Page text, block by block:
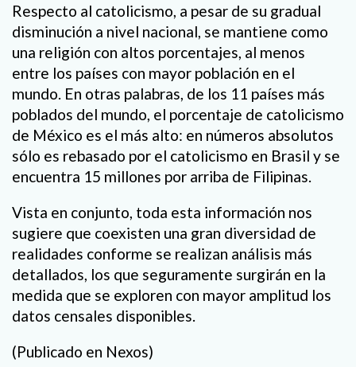
Respecto al catolicismo, a pesar de su gradual
disminución a nivel nacional, se mantiene como
una religión con altos porcentajes, al menos
entre los países con mayor población en el
mundo. En otras palabras, de los 11 países más
poblados del mundo, el porcentaje de catolicismo
de México es el más alto: en números absolutos
sólo es rebasado por el catolicismo en Brasil y se
encuentra 15 millones por arriba de Filipinas.
Vista en conjunto, toda esta información nos
sugiere que coexisten una gran diversidad de
realidades conforme se realizan análisis más
detallados, los que seguramente surgirán en la
medida que se exploren con mayor amplitud los
datos censales disponibles.
(Publicado en Nexos)